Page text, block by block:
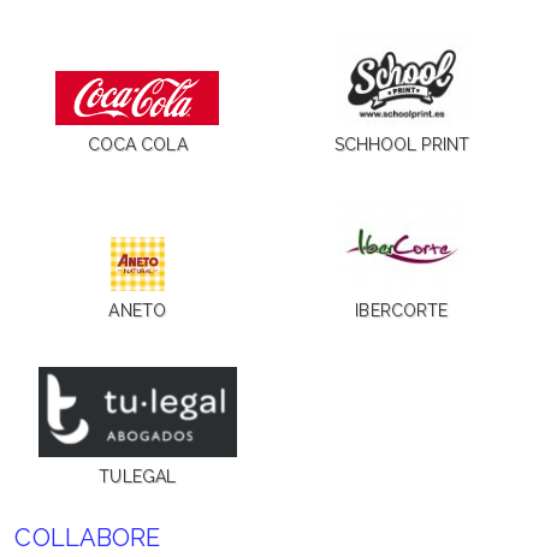
COCA COLA SCHHOOL PRINT
ANETO IBERCORTE
TULEGAL
COLLABORE